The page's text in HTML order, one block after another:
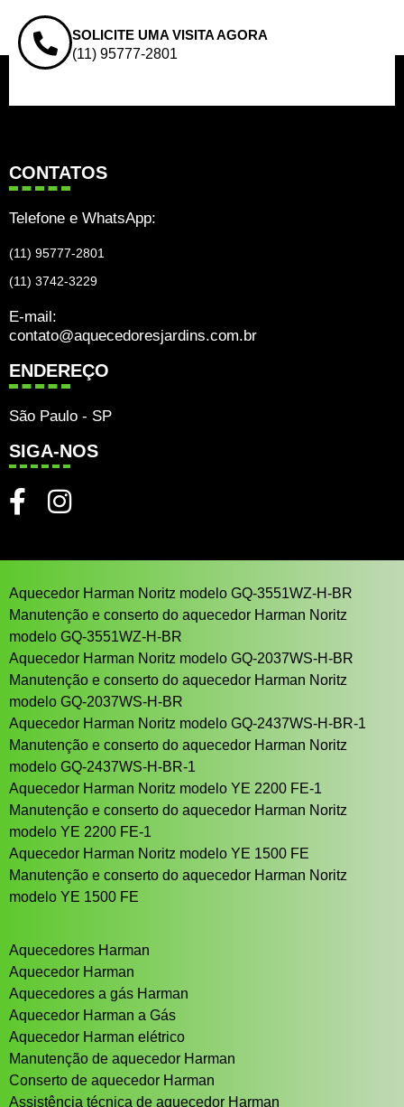
SOLICITE UMA VISITA AGORA
(11) 95777-2801
CONTATOS
Telefone e WhatsApp:
(11) 95777-2801
(11) 3742-3229
E-mail:
contato@aquecedoresjardins.com.br
ENDEREÇO
São Paulo - SP
SIGA-NOS
Aquecedor Harman Noritz modelo GQ-3551WZ-H-BR
Manutenção e conserto do aquecedor Harman Noritz
modelo GQ-3551WZ-H-BR
Aquecedor Harman Noritz modelo GQ-2037WS-H-BR
Manutenção e conserto do aquecedor Harman Noritz
modelo GQ-2037WS-H-BR
Aquecedor Harman Noritz modelo GQ-2437WS-H-BR-1
Manutenção e conserto do aquecedor Harman Noritz
modelo GQ-2437WS-H-BR-1
Aquecedor Harman Noritz modelo YE 2200 FE-1
Manutenção e conserto do aquecedor Harman Noritz
modelo YE 2200 FE-1
Aquecedor Harman Noritz modelo YE 1500 FE
Manutenção e conserto do aquecedor Harman Noritz
modelo YE 1500 FE
Aquecedores Harman
Aquecedor Harman
Aquecedores a gás Harman
Aquecedor Harman a Gás
Aquecedor Harman elétrico
Manutenção de aquecedor Harman
Conserto de aquecedor Harman
Assistência técnica de aquecedor Harman